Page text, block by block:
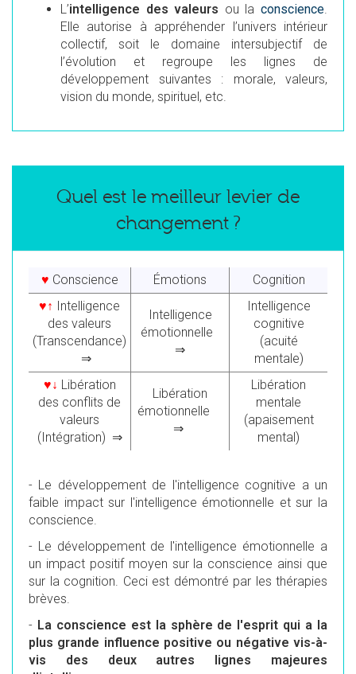
L’intelligence des valeurs ou laconscience
Elle autorise à appréhender l’univers intérieur
collectif, soit le domaine intersubjectif de
l’évolution et regroupe les lignes de
développement suivantes : morale, valeurs,
vision du monde, spirituel, etc.
Quel est le meilleur levier de
changement ?
♥ Conscience Émotions
Cognition
♥↑ Intelligence
des valeurs
(Transcendance)
⇒
Intelligence
émotionnelle
⇒
Intelligence
cognitive
(acuité
mentale)
♥↓ Libération
des conflits de
valeurs
(Intégration) ⇒
Libération
émotionnelle
⇒
Libération
mentale
(apaisement
mental)
- Le développement de l'intelligence cognitive a un
faible impact sur l'intelligence émotionnelle et sur la
conscience.
- Le développement de l'intelligence émotionnelle a
un impact positif moyen sur la conscience ainsi que
sur la cognition. Ceci est démontré par les thérapies
brèves.
- La conscience est la sphère de l'esprit qui a la
plus grande influence positive ou négative vis-à-
vis des deux autres lignes majeures